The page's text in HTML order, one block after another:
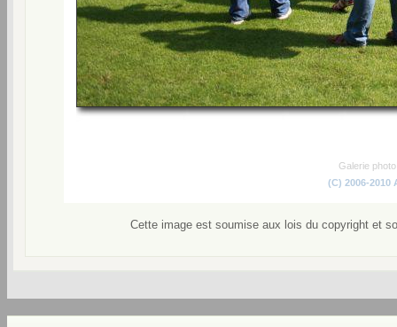
Galerie
(C) 2006-2010
Cette image est soumise aux lois du copyright et